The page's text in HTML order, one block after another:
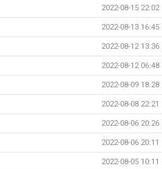
2022-08-15 22:02
2022-08-13 16:45
2022-08-12 13:36
2022-08-12 06:48
2022-08-09 18:28
2022-08-08 22:21
2022-08-06 20:26
2022-08-06 20:11
2022-08-05 10:11